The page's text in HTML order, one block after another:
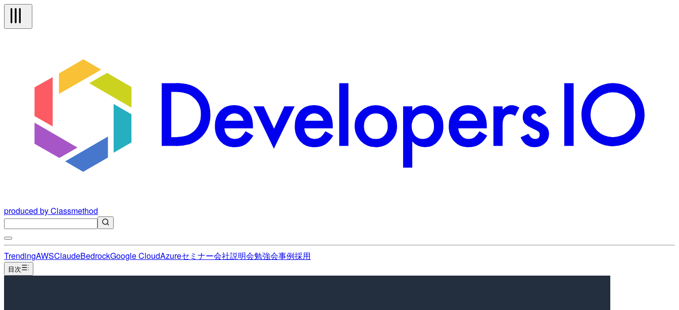
produced by Classmethod
TrendingAWSClaudeBedrockGoogle CloudAzureセミナー会社説明会勉強会事例採用
目次